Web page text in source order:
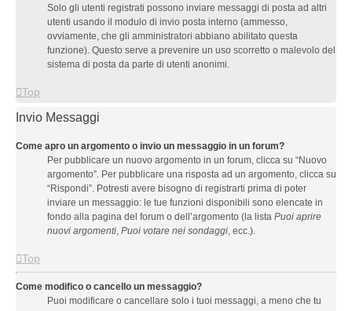
Solo gli utenti registrati possono inviare messaggi di posta ad altri
utenti usando il modulo di invio posta interno (ammesso,
ovviamente, che gli amministratori abbiano abilitato questa
funzione). Questo serve a prevenire un uso scorretto o malevolo del
sistema di posta da parte di utenti anonimi.
Top
Invio Messaggi
Come apro un argomento o invio un messaggio in un forum?
Per pubblicare un nuovo argomento in un forum, clicca su “Nuovo
argomento”. Per pubblicare una risposta ad un argomento, clicca su
“Rispondi”. Potresti avere bisogno di registrarti prima di poter
inviare un messaggio: le tue funzioni disponibili sono elencate in
fondo alla pagina del forum o dell’argomento (la lista Puoi aprire
nuovi argomenti, Puoi votare nei sondaggi, ecc.).
Top
Come modifico o cancello un messaggio?
Puoi modificare o cancellare solo i tuoi messaggi, a meno che tu